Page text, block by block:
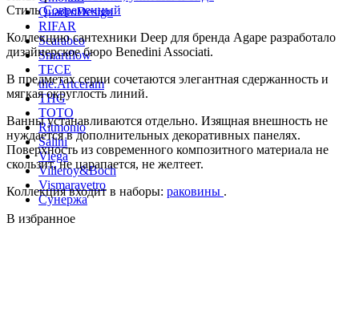
QuadroDesign
RIFAR
Scarabeo
Smartflow
TECE
the.Artceram
THG
TOTO
Ritmonio
Salini
Viega
Villeroy&Boch
Vismaravetro
Сунержа
Стиль Современный
Коллекцию сантехники Deep для бренда Agape разработало
дизайнерское бюро Benedini Associati.
В предметах серии сочетаются элегантная сдержанность и
мягкая округлость линий.
Ванны устанавливаются отдельно. Изящная внешность не
нуждается в дополнительных декоративных панелях.
Поверхность из современного композитного материала не
скользит, не царапается, не желтеет.
Коллекция входит в наборы: раковины .
В избранное